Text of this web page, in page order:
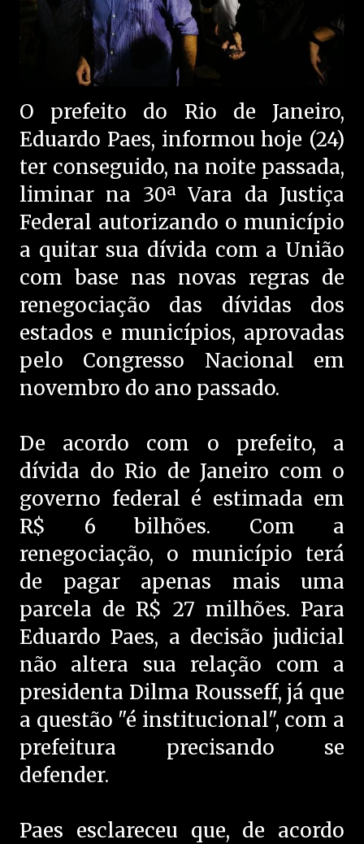
O prefeito do Rio de Janeiro,
Eduardo Paes, informou hoje (24)
ter conseguido, na noite passada,
liminar na 30ª Vara da Justiça
Federal autorizando o município
a quitar sua dívida com a União
com base nas novas regras de
renegociação das dívidas dos
estados e municípios, aprovadas
pelo Congresso Nacional em
novembro do ano passado.
De acordo com o prefeito, a
dívida do Rio de Janeiro com o
governo federal é estimada em
R$ 6 bilhões. Com a
renegociação, o município terá
de pagar apenas mais uma
parcela de R$ 27 milhões. Para
Eduardo Paes, a decisão judicial
não altera sua relação com a
presidenta Dilma Rousseff, já que
a questão "é institucional", com a
prefeitura precisando se
defender.
Paes esclareceu que, de acordo